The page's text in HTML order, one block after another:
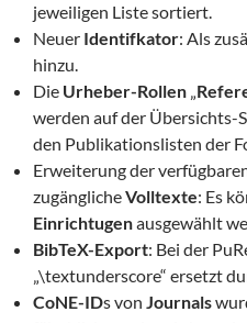
jeweiligen Liste sortiert.
Neuer Identifkator: Als
hinzu.
Die Urheber-Rollen „
werden auf der Übersichts-
den Publikationslisten der
Erweiterung der
zugänglicheVolltexte: Es
Einrichtugenausgewählt
BibTeX-Export: Bei der
„\textunderscore“ ersetzt
CoNE-IDs von Journals